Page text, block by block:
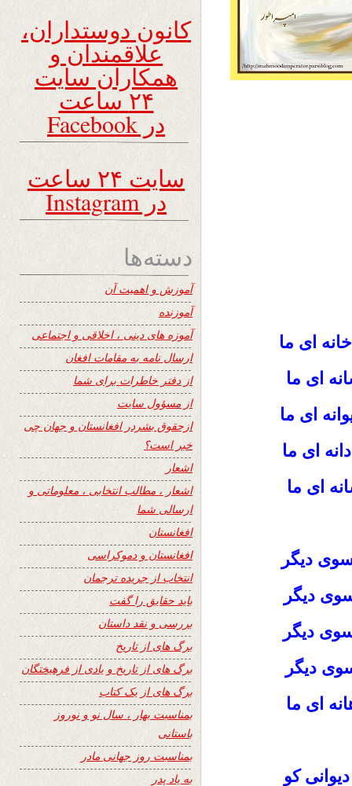
ای ما
ای ما
ای ما
ای ما
ای ما
دیگر
دیگر
دیگر
سوی دیگر
ای ما
دیوانی کو
کانون دوستداران،
علاقمندان و
همکاران سایت
۲۴ ساعت
در Facebook
سایت ۲۴ ساعت
در Instagram
دسته‌ها
آموزش و اهمیت آن
آموزنده
آموزه های دینی ، اخلاقی و اجتماعی
ارسال نامه به مقامات افغان
از دفتر خاطرات برای شما
از مسؤول سایت
ازحقوق بشردر افغانستان و جهان چی
خبر است؟
اشعار
اشعار ، مطالب انتخابی ، معلوماتی و
ارسالی شما
افغانستان
افغانستان و دموکراسی
انتخاب از جریده ترجمان
باید حقایق را گفت
بررسی و نقد داستان
برگ های از تاریخ
برگ های از تاریخ و یادی از فرهیختگان
برگ های از یک کتاب
بمناسبت بهار ، سال نو و نوروز
باستانی
بمناسبت روز جهانی مادر
به یاد پدر